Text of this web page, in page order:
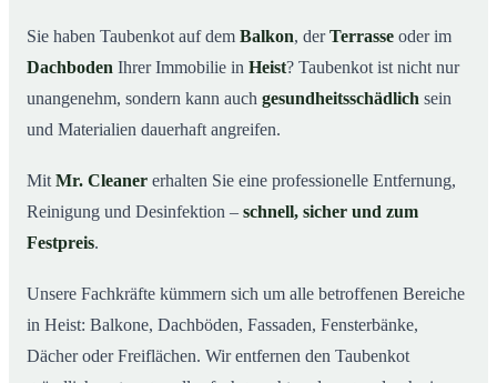
Taubenkot entfernen in Heist & Umgebung
05Jetzt Angebot für die Taubenkot-Entfernung in Heist
06So wird Taubenkot in Heist professionell entfernt
Sie haben Taubenkot auf dem Balkon, derTerrasse oder im
Dachboden Ihrer Immobilie in Heist? Taubenkot ist nicht nur
unangenehm, sondern kann auch gesundheitsschädlich sein
und Materialien dauerhaft angreifen.
Mit Mr. Cleaner erhalten Sie eine professionelle Entfernung,
Reinigung und Desinfektion – schnell, sicher und zum
Festpreis.
Unsere Fachkräfte kümmern sich um alle betroffenen Bereiche
in Heist: Balkone, Dachböden, Fassaden, Fensterbänke,
Dächer oder Freiflächen. Wir entfernen den Taubenkot